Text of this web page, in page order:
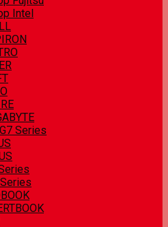
Intel
Series